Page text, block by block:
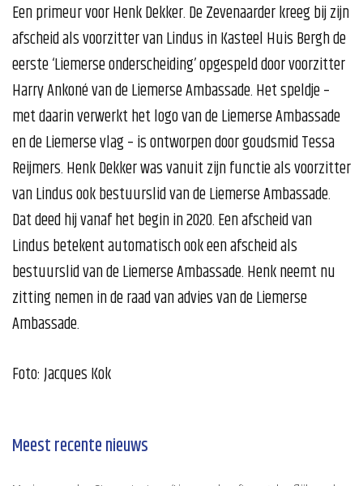
Een primeur voor Henk Dekker. De Zevenaarder kreeg bij zijn
afscheid als voorzitter van Lindus in Kasteel Huis Bergh de
eerste ‘Liemerse onderscheiding’ opgespeld door voorzitter
Harry Ankoné van de Liemerse Ambassade. Het speldje –
met daarin verwerkt het logo van de Liemerse Ambassade
en de Liemerse vlag – is ontworpen door goudsmid Tessa
Reijmers. Henk Dekker was vanuit zijn functie als voorzitter
van Lindus ook bestuurslid van de Liemerse Ambassade.
Dat deed hij vanaf het begin in 2020. Een afscheid van
Lindus betekent automatisch ook een afscheid als
bestuurslid van de Liemerse Ambassade. Henk neemt nu
zitting nemen in de raad van advies van de Liemerse
Ambassade.
Foto: Jacques Kok
Meest recente nieuws